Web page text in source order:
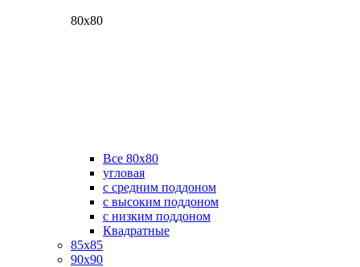
80х80
Все 80х80
угловая
с средним поддоном
с высоким поддоном
с низким поддоном
Квадратные
85х85
90х90